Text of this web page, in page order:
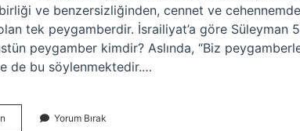
birliği ve benzersizliğinden, cennet ve
tek peygamberdir. İsrailiyat’a göre Süleyman
peygamber kimdir? Aslında, “Biz
de bu söylenmektedir.…
Yorum Bırak